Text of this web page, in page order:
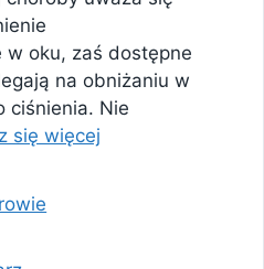
w oku, zaś dostępne
na obniżaniu w
ciśnienia. Nie
się więcej